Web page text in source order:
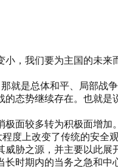
，我们要为主国的未来
就是总体和平、局部战
态势继续存在。也就是
面较多转为积极面增加
度上改变了传统的安全
胁之源，并主要以此展
时期内的当务之急和中